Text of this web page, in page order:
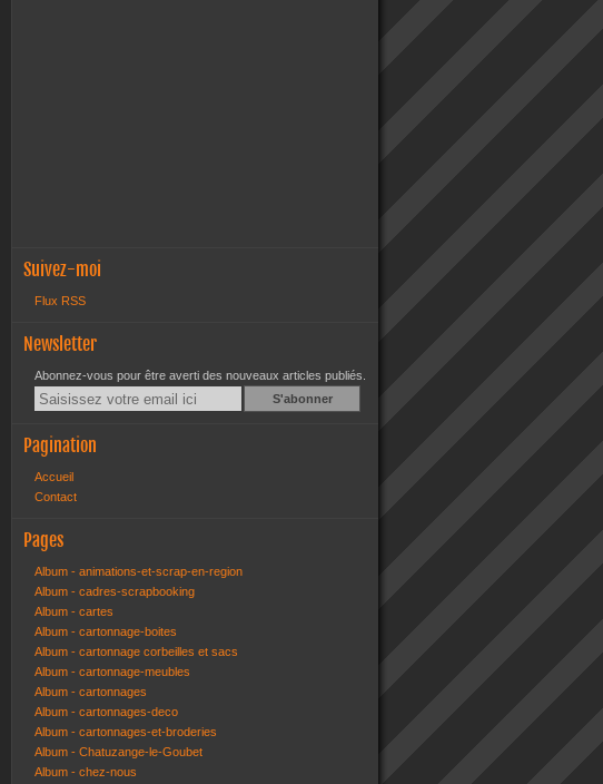
Suivez-moi
Flux RSS
Newsletter
Abonnez-vous pour être averti des nouveaux articles publiés.
Email
Pagination
Accueil
Contact
Pages
Album - animations-et-scrap-en-region
Album - cadres-scrapbooking
Album - cartes
Album - cartonnage-boites
Album - cartonnage corbeilles et sacs
Album - cartonnage-meubles
Album - cartonnages
Album - cartonnages-deco
Album - cartonnages-et-broderies
Album - Chatuzange-le-Goubet
Album - chez-nous